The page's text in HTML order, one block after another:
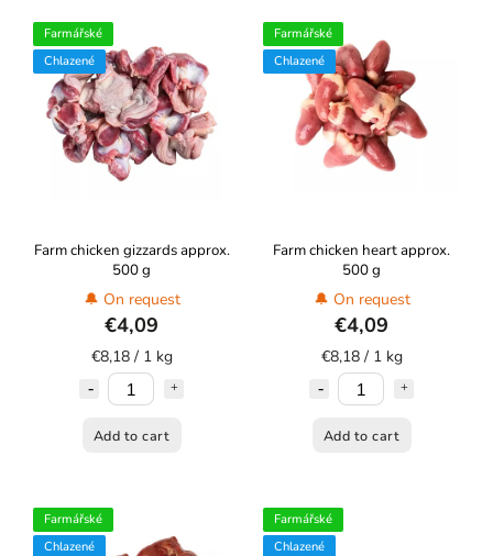
Alphabetically
Farmářské
Chlazené
Farm chicken gizzards approx.
500 g
🔔 On request
€4,09
€8,18 / 1 kg
Add to cart
Farmářské
Chlazené
Farm chicken heart approx.
500 g
🔔 On request
€4,09
€8,18 / 1 kg
Add to cart
Farmářské
Chlazené
Farmářské
Chlazené